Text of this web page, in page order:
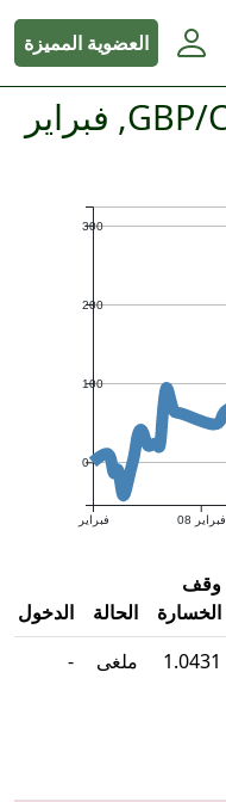
العضوية المميزة
إشارات فوركس GBP/CHF, فبراير
فبراير فبراير 08
0
100
200
300
وقف
الخسارة
الحالة
الدخول
1.0431 ملغى -